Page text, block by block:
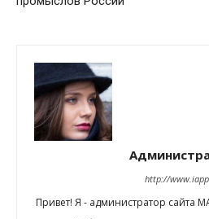
http://
Привет! Я - администратор сайта